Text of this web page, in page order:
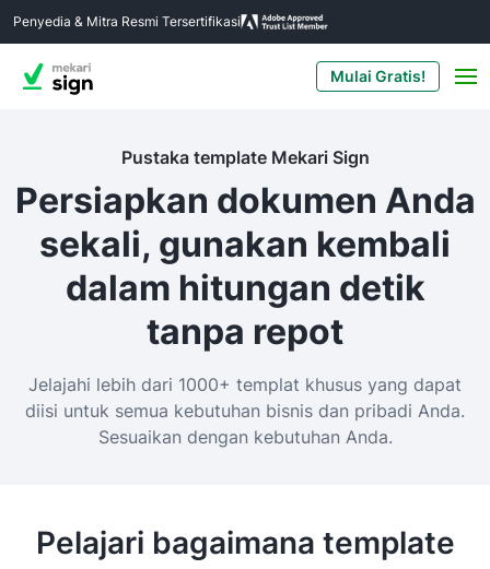
Penyedia & Mitra Resmi Tersertifikasi
Mulai Gratis!
Pustaka template Mekari Sign
Persiapkan dokumen Anda
sekali, gunakan kembali
dalam hitungan detik
tanpa repot
Jelajahi lebih dari 1000+ templat khusus yang dapat
diisi untuk semua kebutuhan bisnis dan pribadi Anda.
Sesuaikan dengan kebutuhan Anda.
Pelajari bagaimana template